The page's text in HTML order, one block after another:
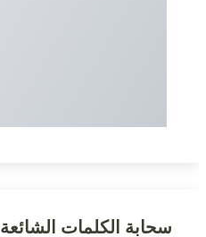
سحابة الكلمات الشائعة